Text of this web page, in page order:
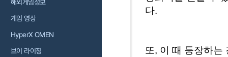
해외게임정보
게임 영상
HyperX OMEN
브이 라이징
다.
또, 이 때 등장하는